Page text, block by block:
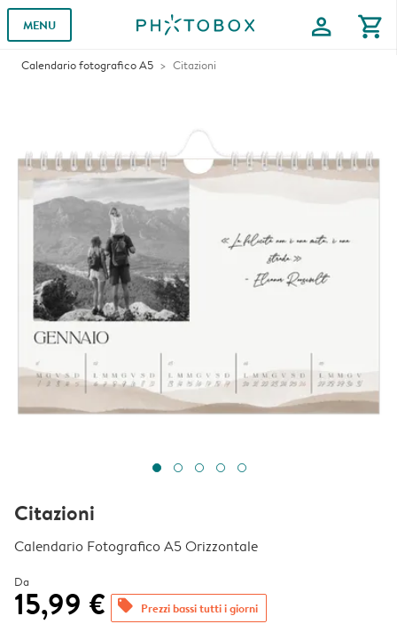
MENU profile shopping_cart
Calendario fotografico A5 Citazioni
Citazioni
Calendario Fotografico A5 Orizzontale
Da
15,99 € offers Prezzi bassi tutti i giorni